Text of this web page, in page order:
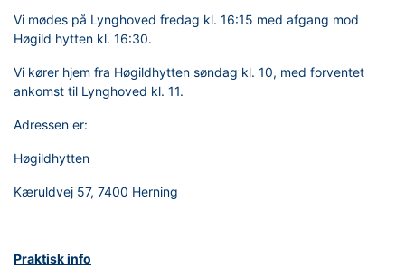
Vi mødes på Lynghoved fredag kl. 16:15 med afgang mod
Høgild hytten kl. 16:30.
Vi kører hjem fra Høgildhytten søndag kl. 10, med forventet
ankomst til Lynghoved kl. 11.
Adressen er:
Høgildhytten
Kæruldvej 57, 7400 Herning
Praktisk info